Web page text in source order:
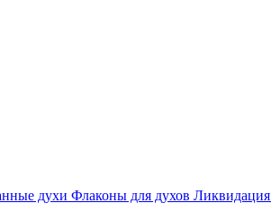
духи Флаконы для духов Ликвидация